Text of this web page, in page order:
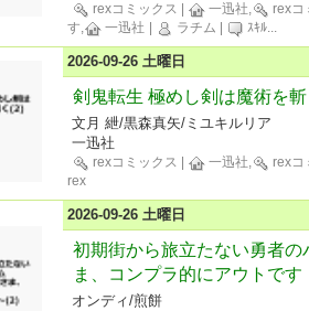
rexコミックス 一迅社,
rexコ
す,
一迅社 ラチム ｽｷﾙ...
2026-09-26 土曜日
剣鬼転生 極めし剣は魔術を
文月 紲/黒森真矢/ミユキルリア
一迅社
rexコミックス 一迅社,
rexコ
rex
2026-09-26 土曜日
初期街から旅立たない勇者
ま、コンプラ的にアウトです
オンディ/煎餅